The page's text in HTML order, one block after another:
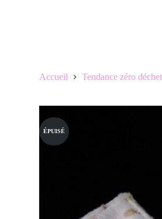
Accueil Tendance zéro déchet
ÉPUISÉ